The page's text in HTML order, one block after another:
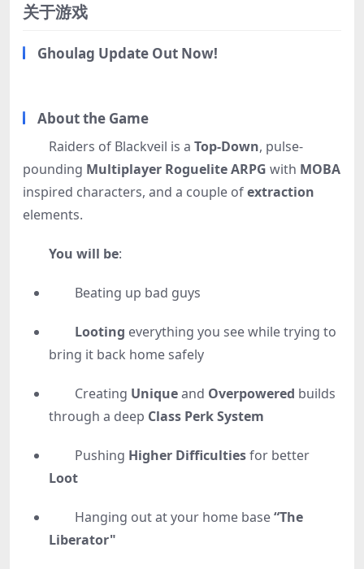
关于游戏
Ghoulag Update Out Now!
About the Game
Raiders of Blackveil is a Top-Down, pulse-
pounding Multiplayer Roguelite ARPG with MOBA
inspired characters, and a couple ofextraction
elements.
You will be:
Beating up bad guys
Looting everything you see while trying to
bring it back home safely
Creating Uniqueand Overpowered builds
through a deep Class Perk System
Pushing Higher Difficultiesfor better
Loot
Hanging out at your home base“The
Liberator"